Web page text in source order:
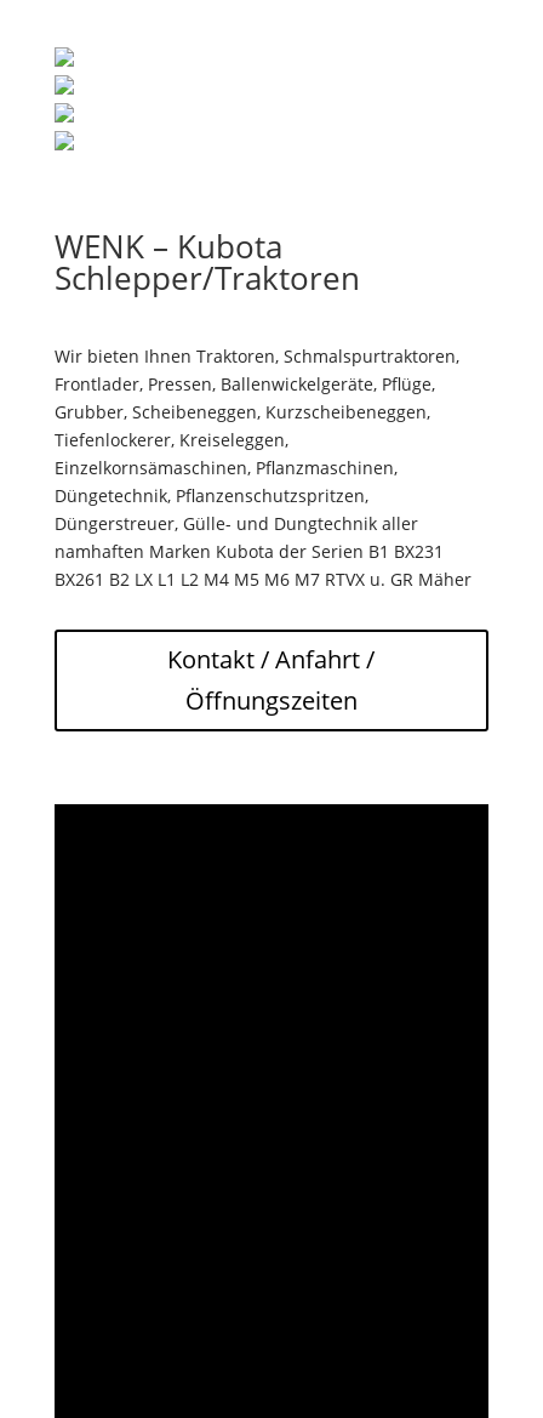
WENK – Kubota
Schlepper/Traktoren
Wir bieten Ihnen Traktoren, Schmalspurtraktoren,
Frontlader, Pressen, Ballenwickelgeräte, Pflüge,
Grubber, Scheibeneggen, Kurzscheibeneggen,
Tiefenlockerer, Kreiseleggen,
Einzelkornsämaschinen, Pflanzmaschinen,
Düngetechnik, Pflanzenschutzspritzen,
Düngerstreuer, Gülle- und Dungtechnik aller
namhaften Marken Kubota der Serien B1 BX231
BX261 B2 LX L1 L2 M4 M5 M6 M7 RTVX u. GR Mäher
Kontakt / Anfahrt /
Öffnungszeiten